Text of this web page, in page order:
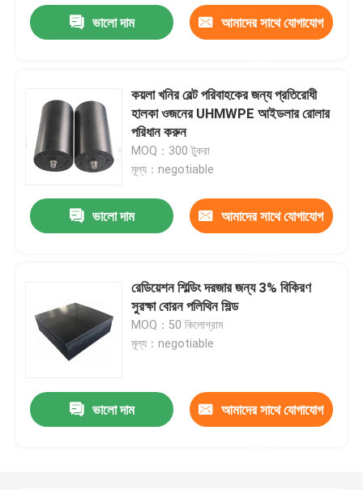
পণ্য
ভালো দাম আমাদের সাথে যোগাযোগ
কয়লা খনির বেল্ট পরিবাহকের জন্য প্রতিরোধী
হালকা ওজনের UHMWPE আইডলার রোলার
পরিধান করুন
MOQ：300 টুকরা
মূল্য：negotiable
ভালো দাম আমাদের সাথে যোগাযোগ
রেডিয়েশন শিল্ডিং দরজার জন্য 3% বিকিরণ
সুরক্ষা বোরন পলিথিন শিল্ড
MOQ：50 কিলোগ্রাম
মূল্য：negotiable
ভালো দাম আমাদের সাথে যোগাযোগ খননকারীর জন্য 48 X 96 ইঞ্চি পোর্টেবল কালো পলিথিন প্লাস্টিক অস্থায়ী রোড ম্যাট